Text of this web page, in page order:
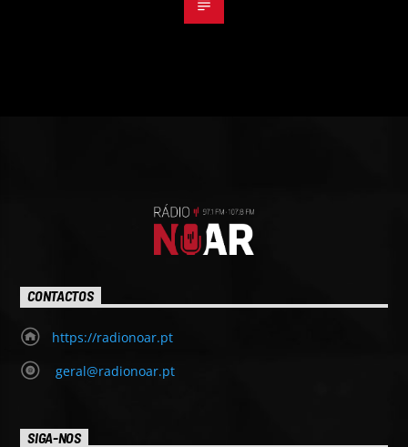
CONTACTOS
https://radionoar.pt
geral@radionoar.pt
SIGA-NOS